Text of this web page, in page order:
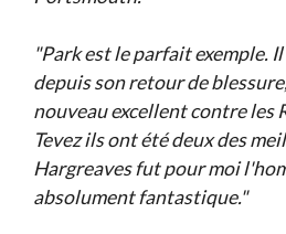
"Park est le parfait exemple.
depuis son retour de
nouveau excellent contre les
Tevez ils ont été deux des
Hargreaves fut pour moi
absolument fantastique."